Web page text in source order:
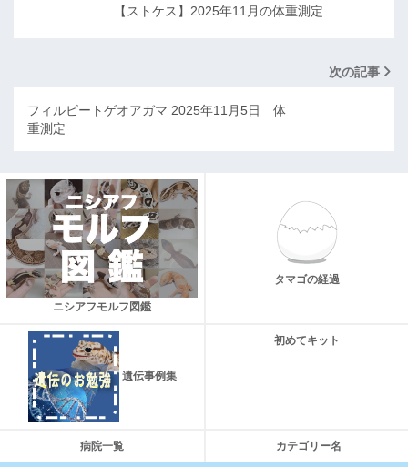
【ストケス】2025年11月の体重測定
次の記事
フィルビートゲオアガマ 2025年11月5日 体
重測定
ニシアフモルフ図鑑
タマゴの経過
遺伝事例集
初めてキット
病院一覧 カテゴリー名